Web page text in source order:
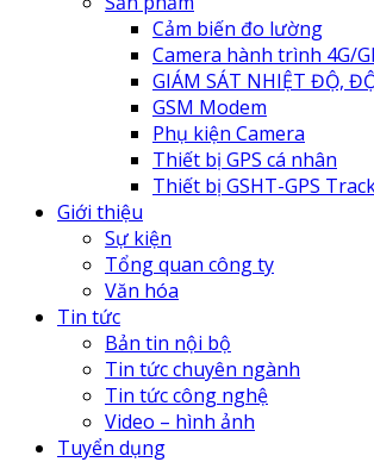
Cảm biến đo lường
Camera hành trình 4G/
GIÁM SÁT NHIỆT ĐỘ,
GSM Modem
Phụ kiện Camera
Thiết bị GPS cá nhân
Thiết bị GSHT-GPS
Giới thiệu
Sự kiện
Tổng quan công ty
Văn hóa
Tin tức
Bản tin nội bộ
Tin tức chuyên ngành
Tin tức công nghệ
Video – hình ảnh
Tuyển dụng